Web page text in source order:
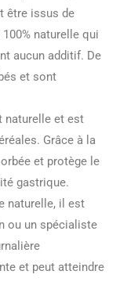
être issus de
naturelle qui
aucun additif. De
et sont
naturelle et est
Grâce à la
et protège le
gastrique.
naturelle, il est
ou un spécialiste
et peut atteindre